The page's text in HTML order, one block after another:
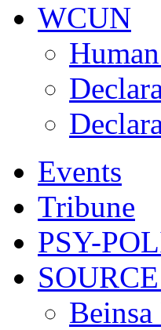
WCUN
Events
Tribune
PSY-